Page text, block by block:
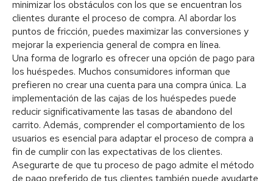
minimizar los obstáculos con los que se encuentran los
clientes durante el proceso de compra. Al abordar los
puntos de fricción, puedes maximizar las conversiones y
mejorar la experiencia general de compra en línea.
Una forma de lograrlo es ofrecer una opción de pago para
los huéspedes. Muchos consumidores informan que
prefieren no crear una cuenta para una compra única. La
implementación de las cajas de los huéspedes puede
reducir significativamente las tasas de abandono del
carrito. Además, comprender el comportamiento de los
usuarios es esencial para adaptar el proceso de compra a
fin de cumplir con las expectativas de los clientes.
Asegurarte de que tu proceso de pago admite el método
de pago preferido de tus clientes también puede ayudarte